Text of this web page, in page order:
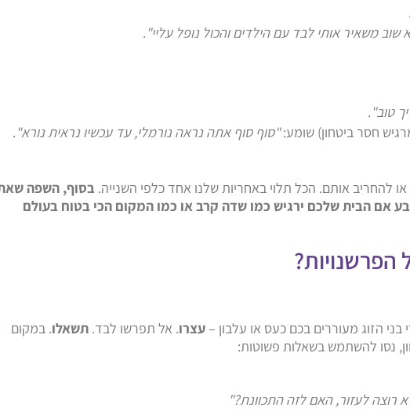
.
משאיר אותי לבד עם הילדים והכול נופל עליי" .
טוב" .
חסר ביטחון) שומע:"סוף סוף אתה נראה נורמלי, עד עכשיו נראית נורא" .
להחריב אותם. הכל תלוי באחריות שלנו אחד כלפי השנייה.בסוף, השפה
אם הבית שלכם ירגיש כמו שדה קרב או כמו המקום הכי בטוח בעולם
הפרשנויות?
הזוג מעוררים בכם כעס או עלבון –עצרו. אל תפרשו לבד.תשאלו. במקום
נסו להשתמש בשאלות פשוטות:
לעזור, האם לזה התכוונת?"